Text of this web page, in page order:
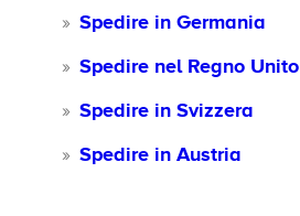
Spedire in Germania
Spedire nel Regno Unito
Spedire in Svizzera
Spedire in Austria